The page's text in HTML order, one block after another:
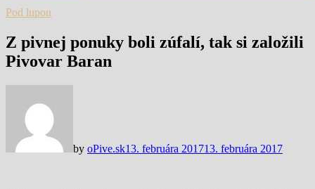
Pod lupou
Z pivnej ponuky boli zúfalí, tak si založili
Pivovar Baran
by oPive.sk13. februára 201713. februára 2017